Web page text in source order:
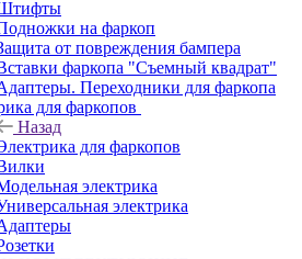
на фаркоп
от повреждения бампера
фаркопа "Съемный квадрат"
Переходники для фаркопа
для фаркопов
Назад
для фаркопов
электрика
электрика